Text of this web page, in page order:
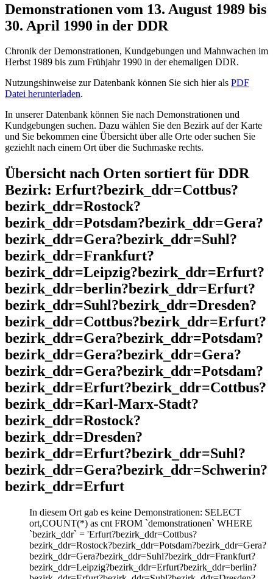
Demonstrationen vom 13. August 1989 bis
30. April 1990 in der DDR
Chronik der Demonstrationen, Kundgebungen und Mahnwachen im
Herbst 1989 bis zum Frühjahr 1990 in der ehemaligen DDR.
Nutzungshinweise zur Datenbank können Sie sich hier als PDF
Datei herunterladen.
In unserer Datenbank können Sie nach Demonstrationen und
Kundgebungen suchen. Dazu wählen Sie den Bezirk auf der Karte
und Sie bekommen eine Übersicht über alle Orte oder suchen Sie
geziehlt nach einem Ort über die Suchmaske rechts.
Übersicht nach Orten sortiert für DDR
Bezirk: Erfurt?bezirk_ddr=Cottbus?
bezirk_ddr=Rostock?
bezirk_ddr=Potsdam?bezirk_ddr=Gera?
bezirk_ddr=Gera?bezirk_ddr=Suhl?
bezirk_ddr=Frankfurt?
bezirk_ddr=Leipzig?bezirk_ddr=Erfurt?
bezirk_ddr=berlin?bezirk_ddr=Erfurt?
bezirk_ddr=Suhl?bezirk_ddr=Dresden?
bezirk_ddr=Cottbus?bezirk_ddr=Erfurt?
bezirk_ddr=Gera?bezirk_ddr=Potsdam?
bezirk_ddr=Gera?bezirk_ddr=Gera?
bezirk_ddr=Gera?bezirk_ddr=Potsdam?
bezirk_ddr=Erfurt?bezirk_ddr=Cottbus?
bezirk_ddr=Karl-Marx-Stadt?
bezirk_ddr=Rostock?
bezirk_ddr=Dresden?
bezirk_ddr=Erfurt?bezirk_ddr=Suhl?
bezirk_ddr=Gera?bezirk_ddr=Schwerin?
bezirk_ddr=Erfurt
In diesem Ort gab es keine Demonstrationen: SELECT
ort,COUNT(*) as cnt FROM `demonstrationen` WHERE
`bezirk_ddr` = 'Erfurt?bezirk_ddr=Cottbus?
bezirk_ddr=Rostock?bezirk_ddr=Potsdam?bezirk_ddr=Gera?
bezirk_ddr=Gera?bezirk_ddr=Suhl?bezirk_ddr=Frankfurt?
bezirk_ddr=Leipzig?bezirk_ddr=Erfurt?bezirk_ddr=berlin?